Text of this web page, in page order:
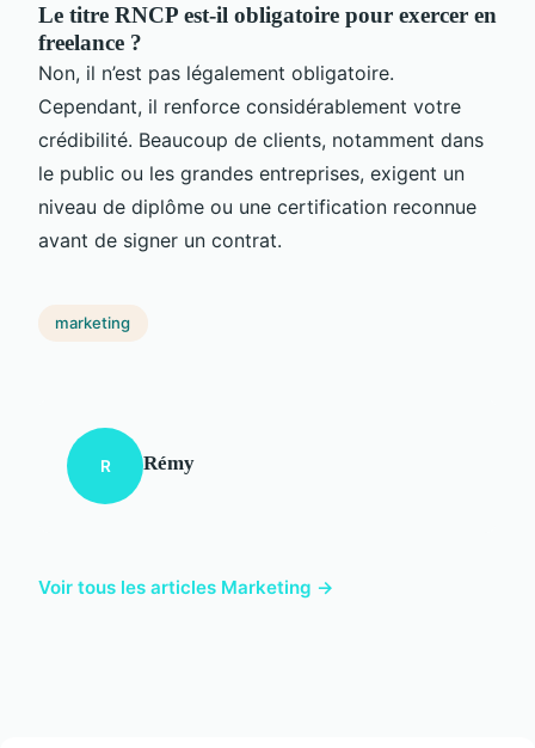
Le titre RNCP est-il obligatoire pour exercer en
freelance ?
Non, il n’est pas légalement obligatoire.
Cependant, il renforce considérablement votre
crédibilité. Beaucoup de clients, notamment dans
le public ou les grandes entreprises, exigent un
niveau de diplôme ou une certification reconnue
avant de signer un contrat.
marketing
R Rémy
Voir tous les articles Marketing →